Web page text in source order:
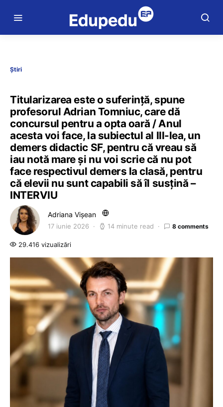
Știri
Titularizarea este o suferință, spune
profesorul Adrian Tomniuc, care dă
concursul pentru a opta oară / Anul
acesta voi face, la subiectul al III-lea, un
demers didactic SF, pentru că vreau să
iau notă mare și nu voi scrie că nu pot
face respectivul demers la clasă, pentru
că elevii nu sunt capabili să îl susțină –
INTERVIU
Adriana Vișean
17 iunie 2026 14 minute read 8 comments
29.416 vizualizări